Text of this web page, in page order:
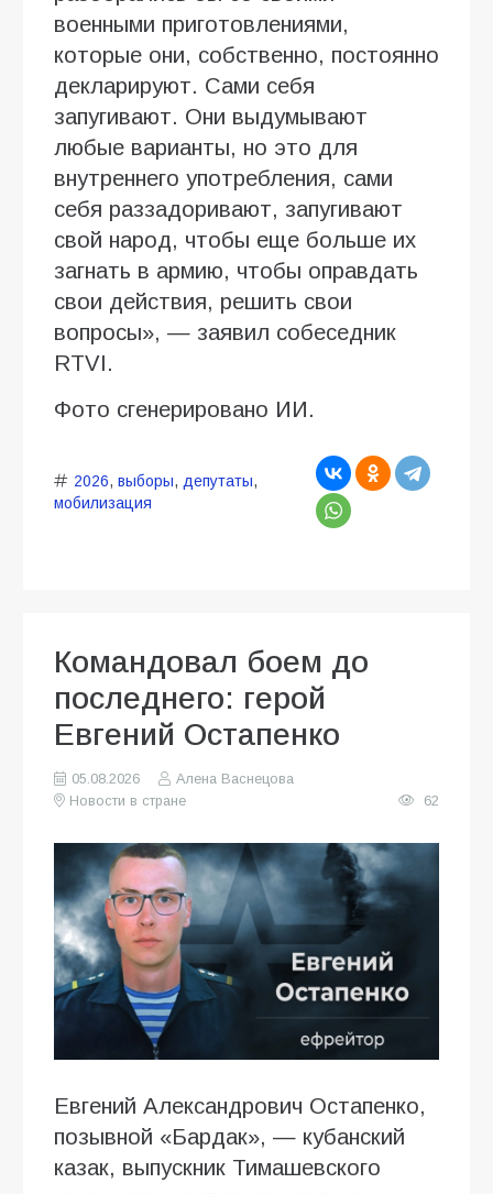
военными приготовлениями,
которые они, собственно, постоянно
декларируют. Сами себя
запугивают. Они выдумывают
любые варианты, но это для
внутреннего употребления, сами
себя раззадоривают, запугивают
свой народ, чтобы еще больше их
загнать в армию, чтобы оправдать
свои действия, решить свои
вопросы», — заявил собеседник
RTVI.
Фото сгенерировано ИИ.
2026, выборы, депутаты,
мобилизация
Командовал боем до
последнего: герой
Евгений Остапенко
05.08.2026
Алена Васнецова
Новости в стране
62
Евгений Александрович Остапенко,
позывной «Бардак», — кубанский
казак, выпускник Тимашевского